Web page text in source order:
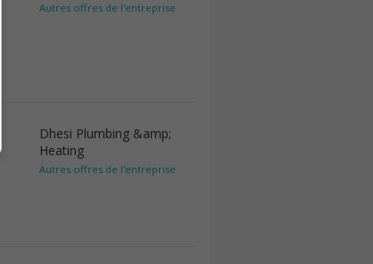
Autres offres de l'entreprise
Dhesi Plumbing &amp;
Heating
Autres offres de l'entreprise